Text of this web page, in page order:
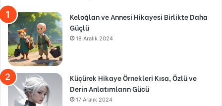
Keloğlan ve Annesi Hikayesi Birlikte Daha
Güçlü
18 Aralık 2024
Küçürek Hikaye Örnekleri Kısa, Özlü ve
Derin Anlatımların Gücü
17 Aralık 2024